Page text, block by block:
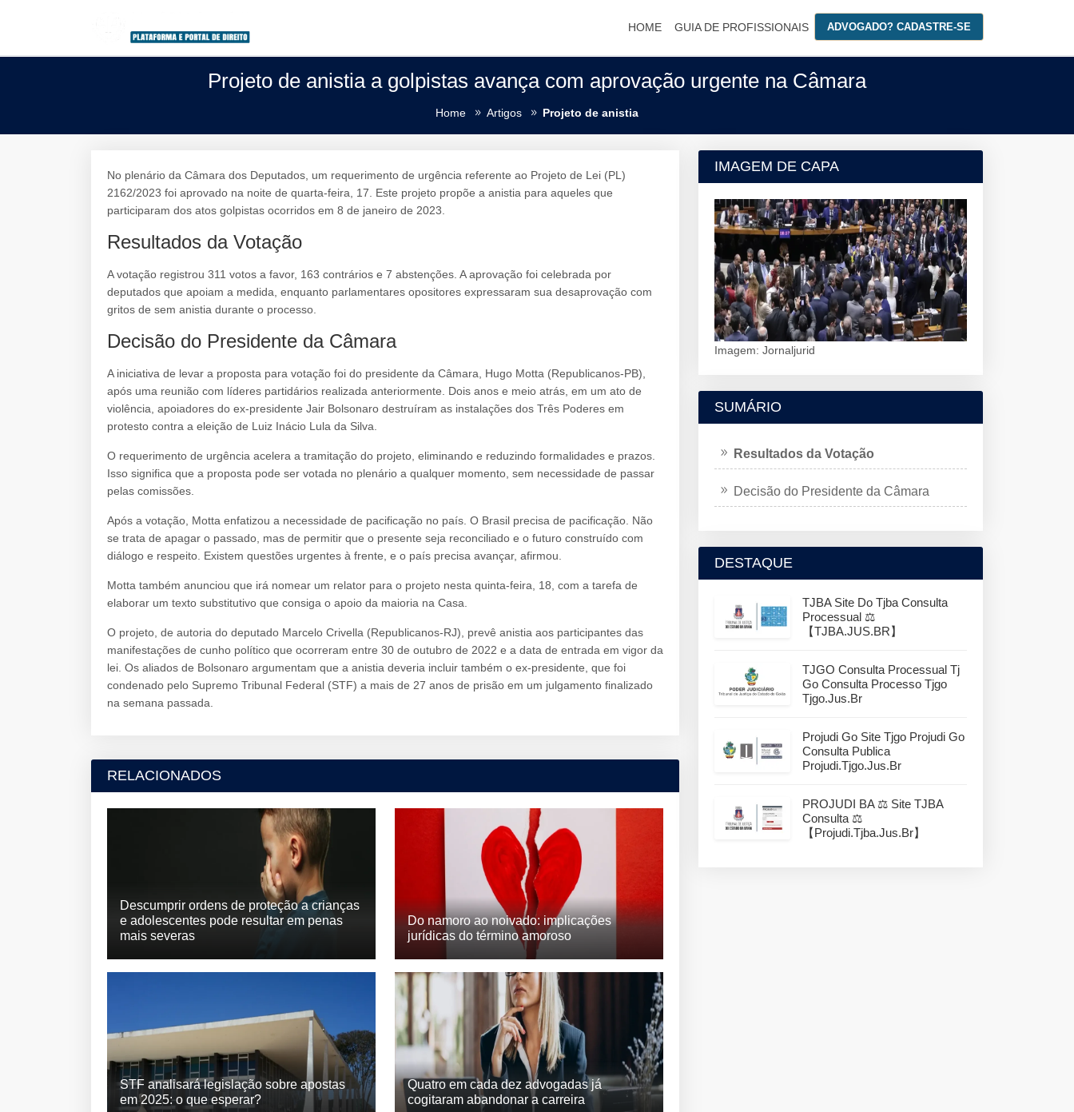
HOME GUIA DE PROFISSIONAIS ADVOGADO? CADASTRE-SE
Projeto de anistia a golpistas avança com aprovação urgente na Câmara
Home Artigos Projeto de anistia
No plenário da Câmara dos Deputados, um requerimento de urgência referente ao Projeto de Lei (PL)
2162/2023 foi aprovado na noite de quarta-feira, 17. Este projeto propõe a anistia para aqueles que
participaram dos atos golpistas ocorridos em 8 de janeiro de 2023.
Resultados da Votação
A votação registrou 311 votos a favor, 163 contrários e 7 abstenções. A aprovação foi celebrada por
deputados que apoiam a medida, enquanto parlamentares opositores expressaram sua desaprovação com
gritos de sem anistia durante o processo.
Decisão do Presidente da Câmara
A iniciativa de levar a proposta para votação foi do presidente da Câmara, Hugo Motta (Republicanos-PB),
após uma reunião com líderes partidários realizada anteriormente. Dois anos e meio atrás, em um ato de
violência, apoiadores do ex-presidente Jair Bolsonaro destruíram as instalações dos Três Poderes em
protesto contra a eleição de Luiz Inácio Lula da Silva.
O requerimento de urgência acelera a tramitação do projeto, eliminando e reduzindo formalidades e prazos.
Isso significa que a proposta pode ser votada no plenário a qualquer momento, sem necessidade de passar
pelas comissões.
Após a votação, Motta enfatizou a necessidade de pacificação no país. O Brasil precisa de pacificação. Não
se trata de apagar o passado, mas de permitir que o presente seja reconciliado e o futuro construído com
diálogo e respeito. Existem questões urgentes à frente, e o país precisa avançar, afirmou.
Motta também anunciou que irá nomear um relator para o projeto nesta quinta-feira, 18, com a tarefa de
elaborar um texto substitutivo que consiga o apoio da maioria na Casa.
O projeto, de autoria do deputado Marcelo Crivella (Republicanos-RJ), prevê anistia aos participantes das
manifestações de cunho político que ocorreram entre 30 de outubro de 2022 e a data de entrada em vigor da
lei. Os aliados de Bolsonaro argumentam que a anistia deveria incluir também o ex-presidente, que foi
condenado pelo Supremo Tribunal Federal (STF) a mais de 27 anos de prisão em um julgamento finalizado
na semana passada.
RELACIONADOS
Descumprir ordens de proteção a crianças
e adolescentes pode resultar em penas
mais severas
Do namoro ao noivado: implicações
jurídicas do término amoroso
STF analisará legislação sobre apostas
em 2025: o que esperar?
Quatro em cada dez advogadas já
cogitaram abandonar a carreira
IMAGEM DE CAPA
Imagem: Jornaljurid
SUMÁRIO
Resultados da Votação
Decisão do Presidente da Câmara
DESTAQUE
TJBA Site Do Tjba Consulta
Processual ⚖️
【TJBA.JUS.BR】
TJGO Consulta Processual Tj
Go Consulta Processo Tjgo
Tjgo.jus.br
Projudi Go Site Tjgo Projudi Go
Consulta Publica
Projudi.tjgo.jus.br
PROJUDI BA ⚖️ Site TJBA
Consulta ⚖️
【projudi.tjba.jus.br】